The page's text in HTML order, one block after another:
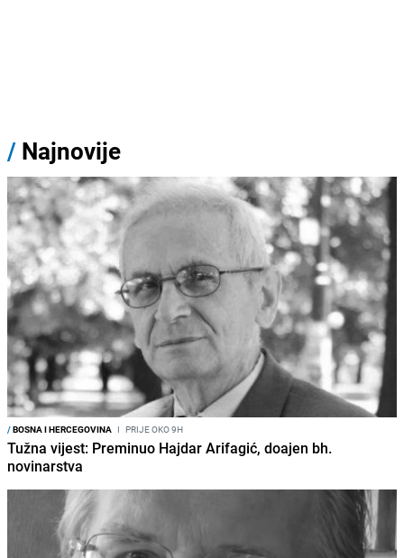
/ Najnovije
/BOSNA I HERCEGOVINA I PRIJE OKO 9H
Tužna vijest: Preminuo Hajdar Arifagić, doajen bh.
novinarstva